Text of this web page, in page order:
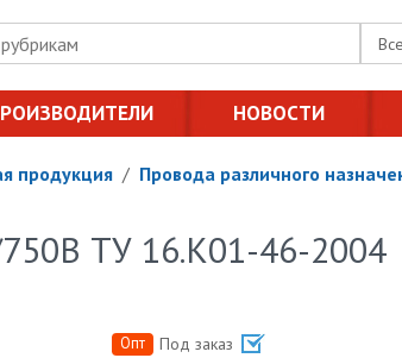
НОВОСТИ
продукция / Провода различного
ТУ 16.К01-46-2004
Опт
Под заказ